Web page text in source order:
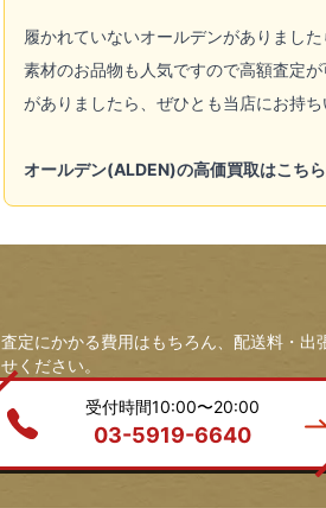
履かれていないオールデンがありまし
素材のお品物も人気ですので高額査定
がありましたら、ぜひとも当店にお持ち
オールデン(ALDEN)の高価買取はこちら
査定にかかる費用はもちろん、配送料・
せください。
受付時間10:00〜20:00
03-5919-6640